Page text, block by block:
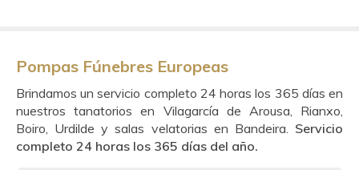
Pompas Fúnebres Europeas
Brindamos un servicio completo 24 horas los 365 días en
nuestros tanatorios en Vilagarcía de Arousa, Rianxo,
Boiro, Urdilde y salas velatorias en Bandeira. Servicio
completo 24 horas los 365 días del año.